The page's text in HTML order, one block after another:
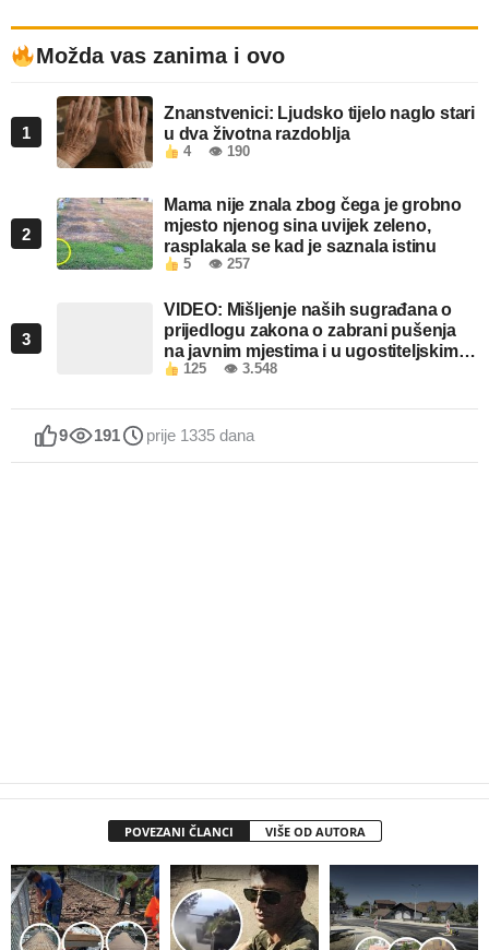
Možda vas zanima i ovo
1
Znanstvenici: Ljudsko tijelo naglo stari
u dva životna razdoblja
4 👁 190
2
Mama nije znala zbog čega je grobno
mjesto njenog sina uvijek zeleno,
rasplakala se kad je saznala istinu
5 👁 257
3
VIDEO: Mišljenje naših sugrađana o
prijedlogu zakona o zabrani pušenja
na javnim mjestima i u ugostiteljskim
objektima u FBiH
125 👁 3.548
9 191 prije 1335 dana
POVEZANI ČLANCI VIŠE OD AUTORA